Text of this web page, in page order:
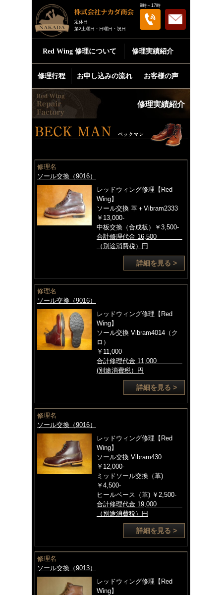
定休日
第2土曜日・日曜日・祝日
9時～17時
Red Wing 修理について 修理実績紹介
修理行程 お申し込みの流れ お客様の声
修理実績紹介
修理名
ソール交換（9016）
レッドウィング修理【Red
Wing】
ソール交換 革＋Vibram2333
￥13,000-
中板交換（合成板）￥3,500-
合計修理代金 16,500
（別途消費税）円
詳細を見る >
修理名
ソール交換（9016）
レッドウィング修理【Red
Wing】
ソール交換 Vibram4014（ク
ロ）
￥11,000-
合計修理代金 11,000
(別途消費税）円
詳細を見る >
修理名
ソール交換（9016）
レッドウィング修理【Red
Wing】
ソール交換 Vibram430
￥12,000-
ミッドソール交換（革)
￥4,500-
ヒールベース（革) ￥2,500-
合計修理代金 19,000
（別途消費税）円
詳細を見る >
修理名
ソール交換（9013）
レッドウィング修理【Red
Wing】